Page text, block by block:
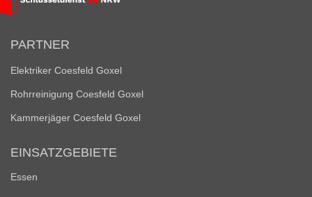
PARTNER
Elektriker Coesfeld Goxel
Rohrreinigung Coesfeld Goxel
Kammerjäger Coesfeld Goxel
EINSATZGEBIETE
Essen